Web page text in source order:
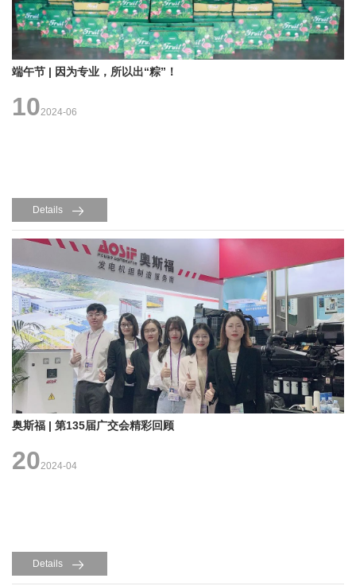
端午节 | 因为专业，所以出“粽”！
102024-06
Details
奥斯福 | 第135届广交会精彩回顾
202024-04
Details